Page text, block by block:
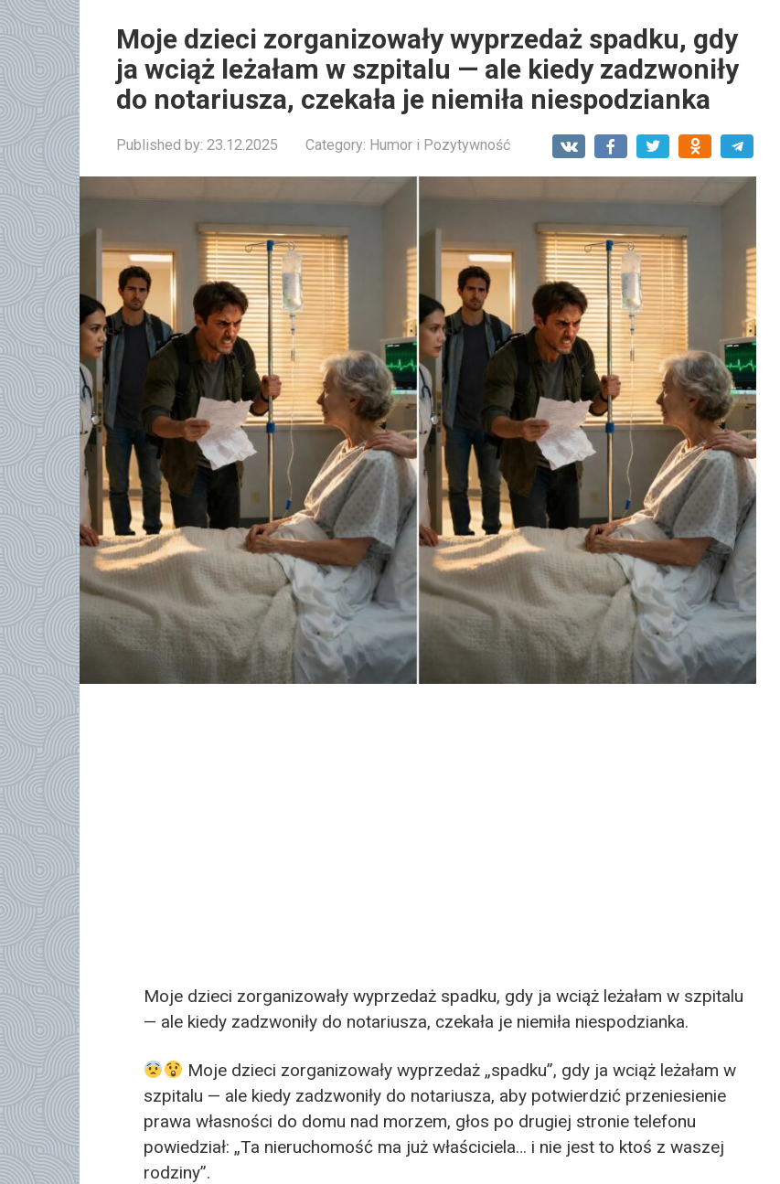
Moje dzieci zorganizowały wyprzedaż spadku, gdy
ja wciąż leżałam w szpitalu — ale kiedy zadzwoniły
do notariusza, czekała je niemiła niespodzianka
Published by: 23.12.2025 Category: Humor i Pozytywność
Moje dzieci zorganizowały wyprzedaż spadku, gdy ja wciąż leżałam w szpitalu
— ale kiedy zadzwoniły do notariusza, czekała je niemiła niespodzianka.
Moje dzieci zorganizowały wyprzedaż „spadku”, gdy ja wciąż leżałam w
szpitalu — ale kiedy zadzwoniły do notariusza, aby potwierdzić przeniesienie
prawa własności do domu nad morzem, głos po drugiej stronie telefonu
powiedział: „Ta nieruchomość ma już właściciela… i nie jest to ktoś z waszej
rodziny”.